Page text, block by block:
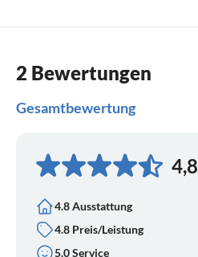
2 Bewertungen
Gesamtbewertung
4,8
4.8 Ausstattung
4.8 Preis/Leistung
5.0 Service